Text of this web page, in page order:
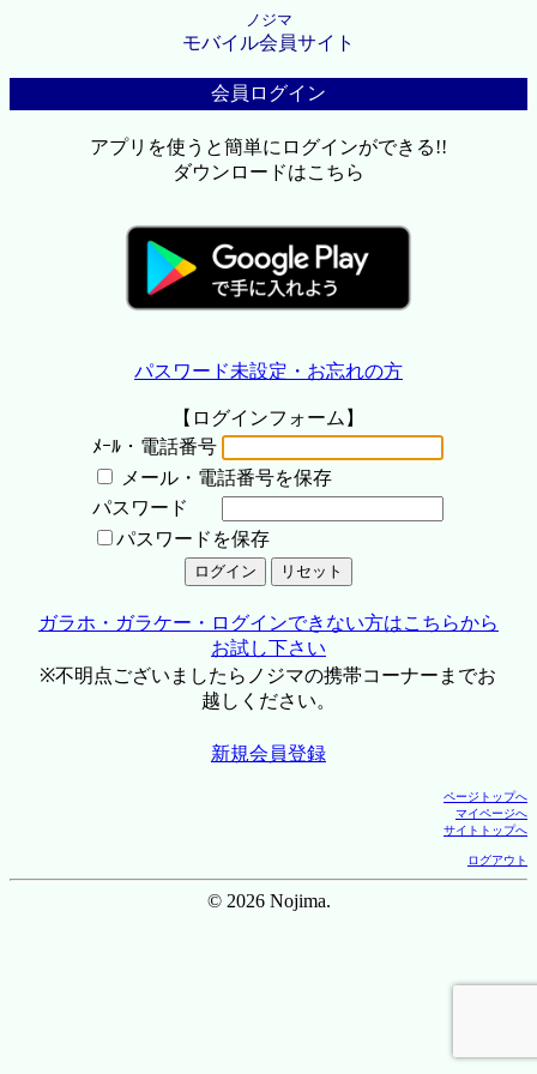
ノジマ
モバイル会員サイト
会員ログイン
アプリを使うと簡単にログインができる!!
ダウンロードはこちら
パスワード未設定・お忘れの方
【ログインフォーム】
ﾒｰﾙ・電話番号
メール・電話番号を保存
パスワード
パスワードを保存
ガラホ・ガラケー・ログインできない方はこちらから
お試し下さい
※不明点ございましたらノジマの携帯コーナーまでお
越しください。
新規会員登録
ページトップへ
マイページへ
サイトトップへ
ログアウト
© 2026 Nojima.